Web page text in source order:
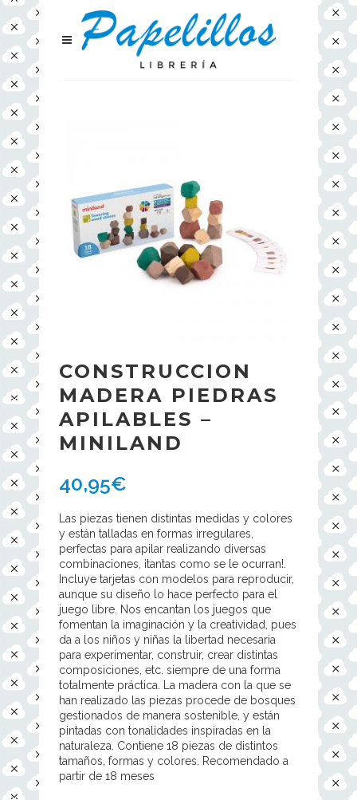
CONSTRUCCION
MADERA PIEDRAS
APILABLES –
MINILAND
40,95€
Las piezas tienen distintas medidas y colores
y están talladas en formas irregulares,
perfectas para apilar realizando diversas
combinaciones, ¡tantas como se le ocurran!.
Incluye tarjetas con modelos para reproducir,
aunque su diseño lo hace perfecto para el
juego libre. Nos encantan los juegos que
fomentan la imaginación y la creatividad, pues
da a los niños y niñas la libertad necesaria
para experimentar, construir, crear distintas
composiciones, etc. siempre de una forma
totalmente práctica. La madera con la que se
han realizado las piezas procede de bosques
gestionados de manera sostenible, y están
pintadas con tonalidades inspiradas en la
naturaleza. Contiene 18 piezas de distintos
tamaños, formas y colores. Recomendado a
partir de 18 meses